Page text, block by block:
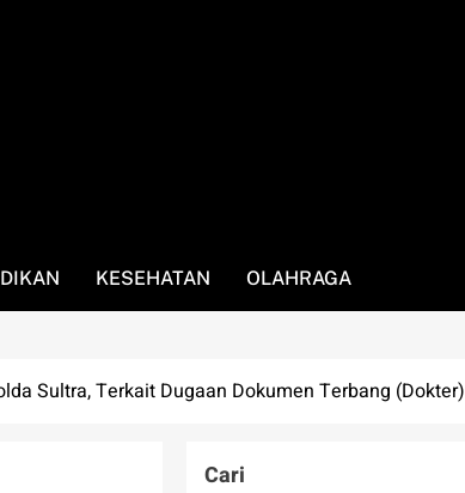
KESEHATAN OLAHRAGA
Sultra, Terkait Dugaan Dokumen Terbang (Dokter)
Cari